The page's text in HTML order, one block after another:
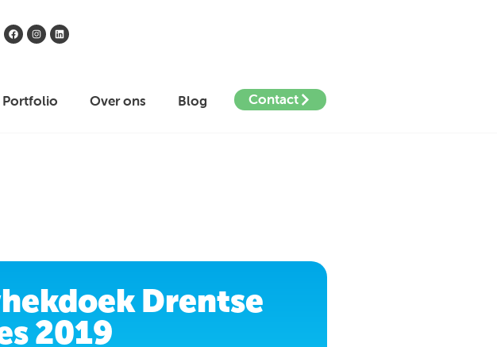
Portfolio Over ons Blog Contact
Drentse
2019